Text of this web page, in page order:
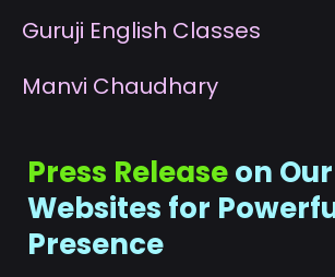
Guruji English Classes
Manvi Chaudhary
Press Releaseon
Websites for
Presence